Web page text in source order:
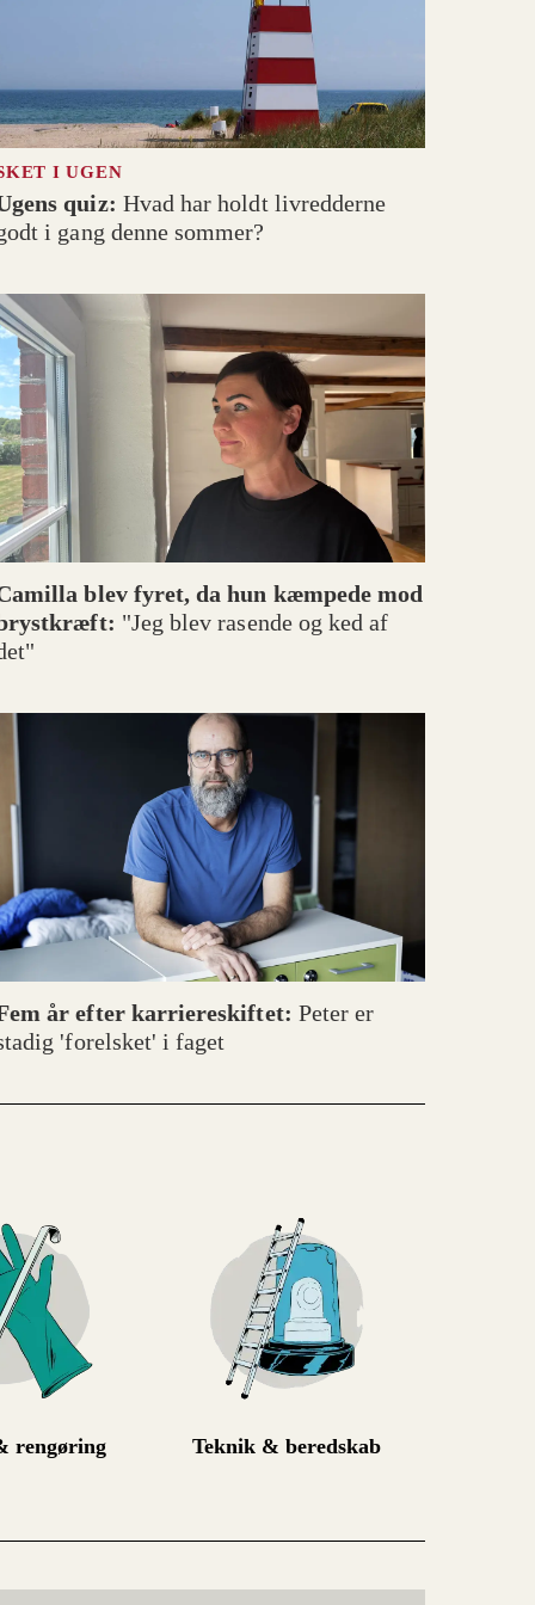
I UGEN
quiz: Hvad har holdt livredderne
i gang denne sommer?
blev fyret, da hun kæmpede mod
"Jeg blev rasende og ked af
år efter karriereskiftet: Peter er
'forelsket' i faget
rengøring Teknik & beredskab